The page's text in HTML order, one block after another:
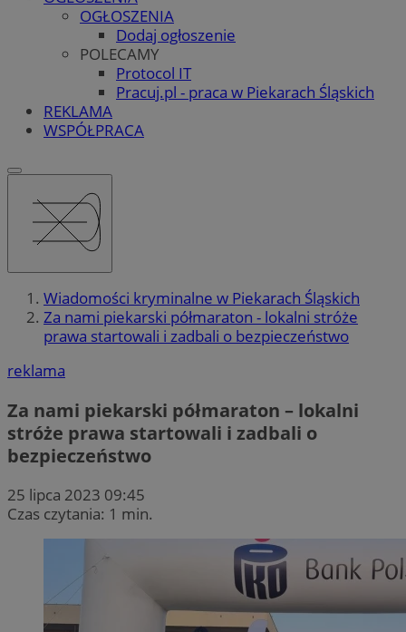
OGŁOSZENIA
Dodaj ogłoszenie
POLECAMY
Protocol IT
Pracuj.pl - praca w Piekarach Śląskich
REKLAMA
WSPÓŁPRACA
Wiadomości kryminalne w Piekarach Śląskich
Za nami piekarski półmaraton - lokalni stróże
prawa startowali i zadbali o bezpieczeństwo
reklama
Za nami piekarski półmaraton – lokalni
stróże prawa startowali i zadbali o
bezpieczeństwo
25 lipca 2023 09:45
Czas czytania: 1 min.